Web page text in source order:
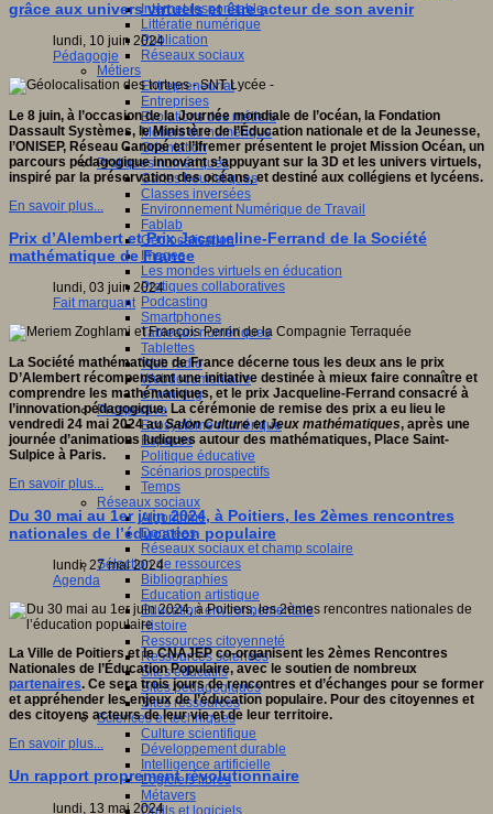
Internet responsable
Littératie numérique
Publication
Réseaux sociaux
Métiers
Entrepreneuriat
Entreprises
Evolutions des métiers
Métiers du numérique
Orientation
Pratiques numériques
Cartes heuristiques
Classes inversées
Environnement Numérique de Travail
Fablab
Géolocalisation
Images
Les mondes virtuels en éducation
Pratiques collaboratives
Podcasting
Smartphones
Tableaux numériques
Tablettes
Web radio
Webdocumentaire
eTwinning
Prospective
Ecosystème numérique
Espaces
Politique éducative
Scénarios prospectifs
Temps
Réseaux sociaux
Algorithme
Données
Réseaux sociaux et champ scolaire
Sélection de ressources
Bibliographies
Education artistique
Education environnementale
Histoire
Ressources citoyenneté
Ressources sciences
Sites éducatifs
Sites pédagogiques
Sites ressources
Sciences et techniques
Culture scientifique
Développement durable
Intelligence artificielle
Logiciels libres
Métavers
Outils et logiciels
grâce aux univers virtuels et être acteur de son avenir
lundi, 10 juin 2024
Pédagogie
Le 8 juin, à l’occasion de la Journée mondiale de l’océan, la Fondation
Dassault Systèmes, le Ministère de l’Éducation nationale et de la Jeunesse,
l’ONISEP, Réseau Canopé et l’Ifremer présentent le projet Mission Océan, un
parcours pédagogique innovant s’appuyant sur la 3D et les univers virtuels,
inspiré par la préservation des océans, et destiné aux collégiens et lycéens.
En savoir plus...
Prix d’Alembert et Prix Jacqueline-Ferrand de la Société
mathématique de France
lundi, 03 juin 2024
Fait marquant
La Société mathématique de France décerne tous les deux ans le prix
D’Alembert récompensant une initiative destinée à mieux faire connaître et
comprendre les mathématiques, et le prix Jacqueline-Ferrand consacré à
l’innovation pédagogique. La cérémonie de remise des prix a eu lieu le
vendredi 24 mai 2024 auSalon Culture et Jeux mathématiques, après une
journée d’animations ludiques autour des mathématiques, Place Saint-
Sulpice à Paris.
En savoir plus...
Du 30 mai au 1er juin 2024, à Poitiers, les 2èmes rencontres
nationales de l’éducation populaire
lundi, 27 mai 2024
Agenda
La Ville de Poitiers et le CNAJEP co-organisent les 2èmes Rencontres
Nationales de l’Éducation Populaire, avec le soutien de nombreux
partenaires. Ce sera trois jours de rencontres et d’échanges pour se former
et appréhender les enjeux de l’éducation populaire. Pour des citoyennes et
des citoyens acteurs de leur vie et de leur territoire.
En savoir plus...
Un rapport proprement révolutionnaire
lundi, 13 mai 2024